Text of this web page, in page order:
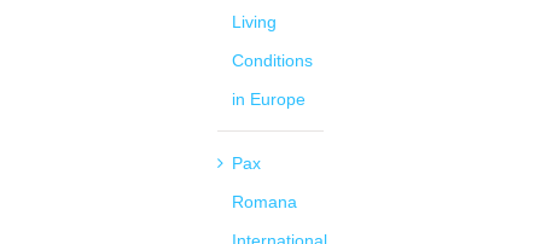
Living
Conditions
in Europe
Pax
Romana
International